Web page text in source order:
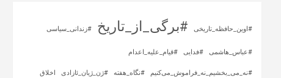
#اوین_حافظه_تاریخی #برگی_از_تاریخ #زندانی_سیاسی
#عباس_هاشمی #فدایی #قیام_علیه_اعدام
#نه_می_بخشیم_نه_فراموش_می‌کنیم #نگاه_هفته #ژن_ژیان_ئازادی اخلاق